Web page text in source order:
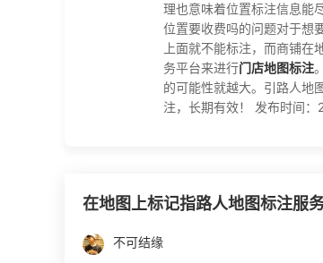
理也意味着位置标注信息能
位置要收费吗的问题对于想
上面就不能标注，而商铺
务平台来进行门店地图标注
的可能性就越大。引路人地
注，长期有效！ 发布时间
在地图上标记指路人地图标注服
不可结缘